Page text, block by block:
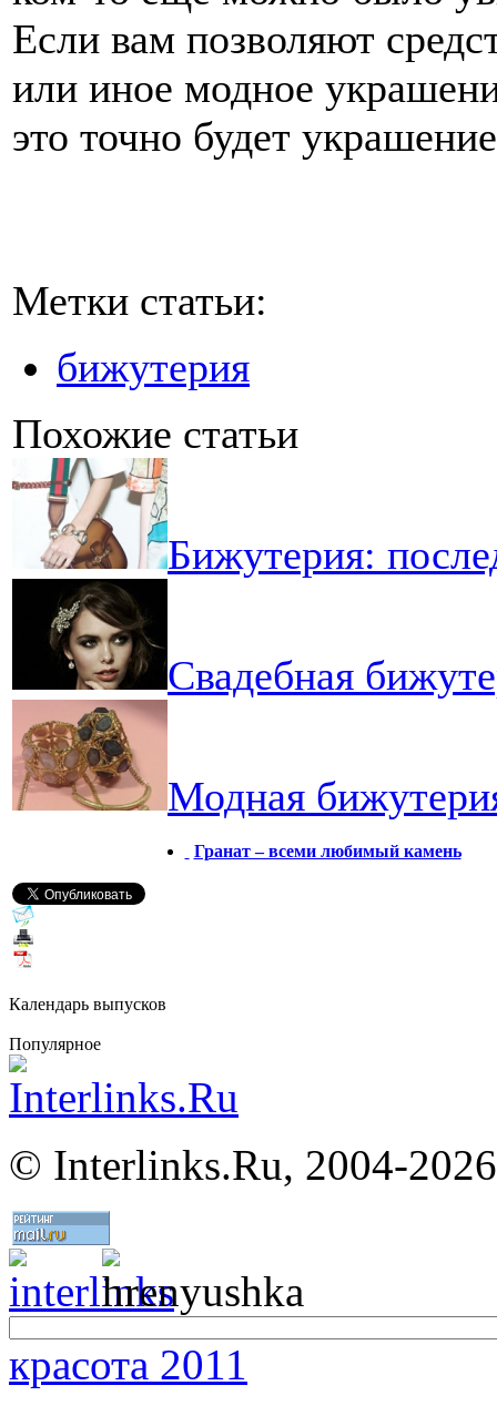
Если вам позволяют
или иное модное
это точно будет
Метки статьи:
бижутерия
Похожие статьи
Бижутерия:
Свадебная
Модная
Гранат – всеми любимый камень
Календарь выпусков
Популярное
© Interlinks.Ru, 2004-2026
красота 2011